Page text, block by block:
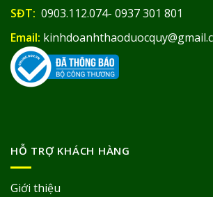
SĐT: 0903.112.074- 0937 301 801
Email:
HỖ TRỢ KHÁCH HÀNG
Giới thiệu